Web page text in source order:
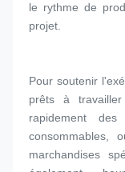
le rythme de
projet.
Pour soutenir
prêts à
rapidement
consommables,
marchandises